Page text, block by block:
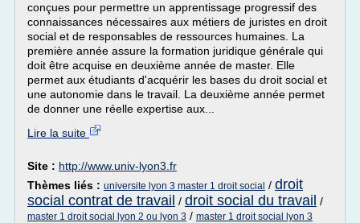
conçues pour permettre un apprentissage progressif des
connaissances nécessaires aux métiers de juristes en droit
social et de responsables de ressources humaines. La
première année assure la formation juridique générale qui
doit être acquise en deuxième année de master. Elle
permet aux étudiants d'acquérir les bases du droit social et
une autonomie dans le travail. La deuxième année permet
de donner une réelle expertise aux...
Lire la suite
Site : http://www.univ-lyon3.fr
Thèmes liés : universite lyon 3 master 1 droit social / droit
social contrat de travail / droit social du travail /
master 1 droit social lyon 2 ou lyon 3 / master 1 droit social lyon 3